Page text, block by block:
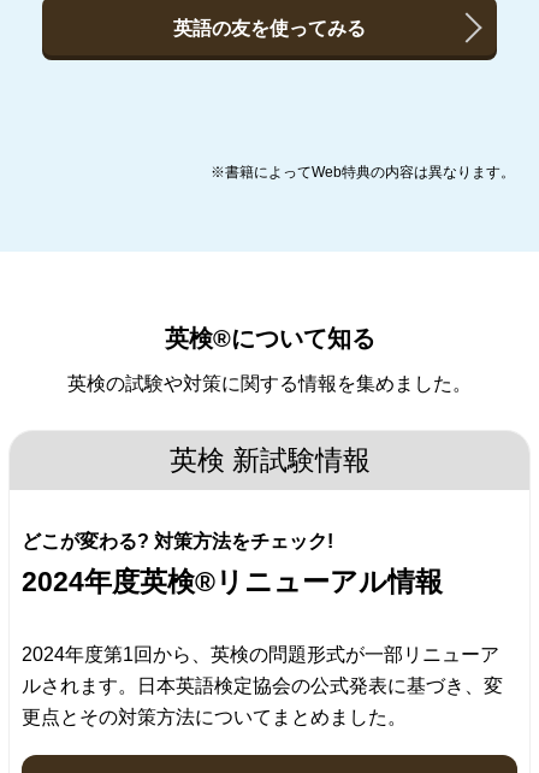
英語の友を使ってみる
※書籍によってWeb特典の内容は異なります。
英検®について知る
英検の試験や対策に関する情報を集めました。
英検 新試験情報
どこが変わる? 対策方法をチェック!
2024年度英検®リニューアル情報
2024年度第1回から、英検の問題形式が一部リニューア
ルされます。日本英語検定協会の公式発表に基づき、変
更点とその対策方法についてまとめました。